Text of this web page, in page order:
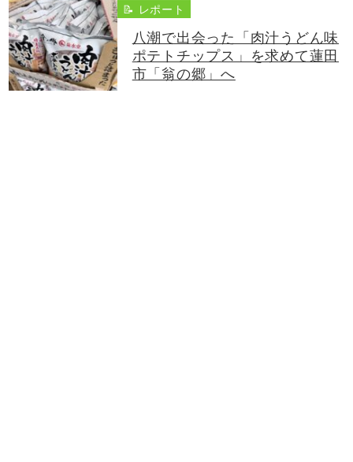
📝 レポート
八潮で出会った「肉汁うどん味
ポテトチップス」を求めて蓮田
市「翁の郷」へ